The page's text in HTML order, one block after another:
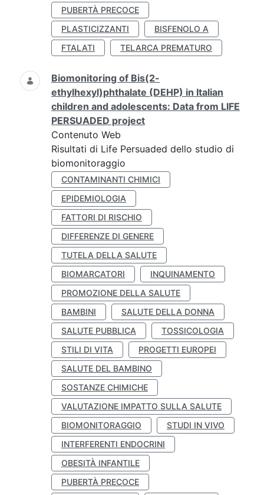
PUBERTÀ PRECOCE
PLASTICIZZANTI
BISFENOLO A
FTALATI
TELARCA PREMATURO
Biomonitoring of Bis(2-
ethylhexyl)phthalate (DEHP) in Italian
children and adolescents: Data from LIFE
PERSUADED project
Contenuto Web
Risultati di Life Persuaded dello studio di
biomonitoraggio
CONTAMINANTI CHIMICI
EPIDEMIOLOGIA
FATTORI DI RISCHIO
DIFFERENZE DI GENERE
TUTELA DELLA SALUTE
BIOMARCATORI
INQUINAMENTO
PROMOZIONE DELLA SALUTE
BAMBINI
SALUTE DELLA DONNA
SALUTE PUBBLICA
TOSSICOLOGIA
STILI DI VITA
PROGETTI EUROPEI
SALUTE DEL BAMBINO
SOSTANZE CHIMICHE
VALUTAZIONE IMPATTO SULLA SALUTE
BIOMONITORAGGIO
STUDI IN VIVO
INTERFERENTI ENDOCRINI
OBESITÀ INFANTILE
PUBERTÀ PRECOCE